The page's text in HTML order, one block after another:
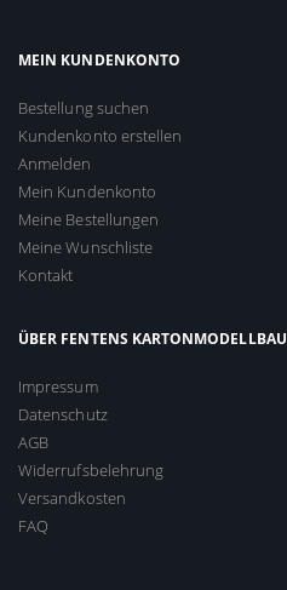
MEIN KUNDENKONTO
Bestellung suchen
Kundenkonto erstellen
Anmelden
Mein Kundenkonto
Meine Bestellungen
Meine Wunschliste
Kontakt
ÜBER FENTENS KARTONMODELLBAU
Impressum
Datenschutz
AGB
Widerrufsbelehrung
Versandkosten
FAQ